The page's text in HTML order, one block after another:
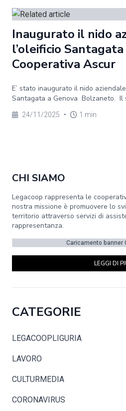
Inaugurato il nido
l’oleificio
Cooperativa Ascur
E’ stato inaugurato il nido
Santagata a Genova Bolzaneto. Il
24/11/2025 • 1 min
CHI SIAMO
Legacoop rappresenta le
nostra missione è promuovere lo
territorio attraverso servizi di
rappresentanza.
Caricamento banner
LEGGI DI
CATEGORIE
LEGACOOPLIGURIA
LAVORO
CULTURMEDIA
CORONAVIRUS